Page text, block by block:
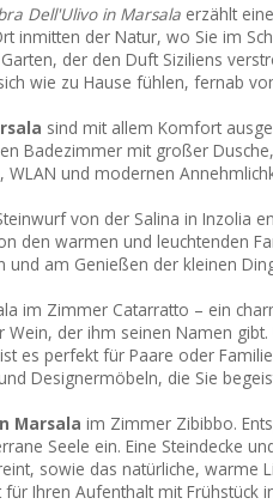
Dell'Ulivo in Marsala erzählt
inmitten der Natur, wo Sie im
der den Duft Siziliens
wie zu Hause fühlen, fernab
sind mit allem Komfort
Badezimmer mit großer
WLAN und modernen
von der Salina in Inzolia
den warmen und leuchtenden
und am Genießen der kleinen
im Zimmer Catarratto – ein
Wein, der ihm seinen Namen
es perfekt für Paare oder
Designermöbeln, die Sie
Marsala im Zimmer Zibibbo.
Seele ein. Eine Steindecke
sowie das natürliche, warme
Ihren Aufenthalt mit Frühstück